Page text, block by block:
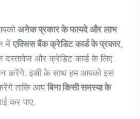
अनेक प्रकार के फायदे और लाभ
मेंएक्सिस बैंक क्रेडिट कार्ड के प्रकार,
दस्तावेज और क्रेडिट कार्ड के लिए
करेंगे. इसी के साथ हम आपको इस
ताकि आपबिना किसी समस्या के
कर पाए.